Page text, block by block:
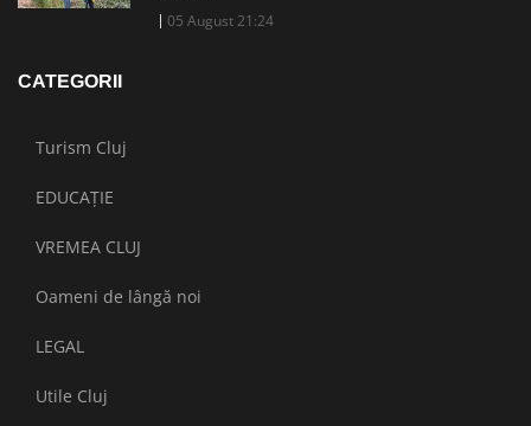
05 August 21:24
CATEGORII
Turism Cluj
EDUCAȚIE
VREMEA CLUJ
Oameni de lângă noi
LEGAL
Utile Cluj